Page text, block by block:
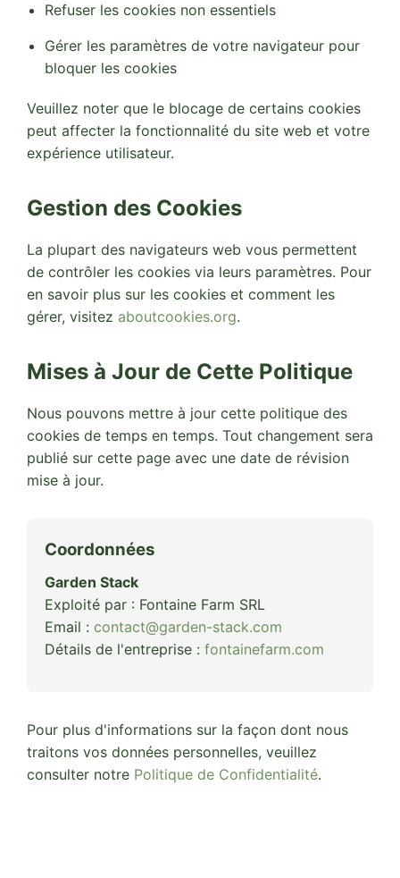
Refuser les cookies non essentiels
Gérer les paramètres de votre navigateur pour
bloquer les cookies
Veuillez noter que le blocage de certains cookies
peut affecter la fonctionnalité du site web et votre
expérience utilisateur.
Gestion des Cookies
La plupart des navigateurs web vous permettent
de contrôler les cookies via leurs paramètres. Pour
en savoir plus sur les cookies et comment les
gérer, visitez aboutcookies.org.
Mises à Jour de Cette Politique
Nous pouvons mettre à jour cette politique des
cookies de temps en temps. Tout changement sera
publié sur cette page avec une date de révision
mise à jour.
Coordonnées
Garden Stack
Exploité par : Fontaine Farm SRL
Email : contact@garden-stack.com
Détails de l'entreprise : fontainefarm.com
Pour plus d'informations sur la façon dont nous
traitons vos données personnelles, veuillez
consulter notre Politique de Confidentialité.